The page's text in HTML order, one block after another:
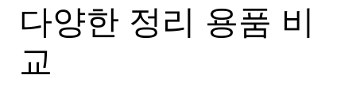
다양한 정리 용품 비
교